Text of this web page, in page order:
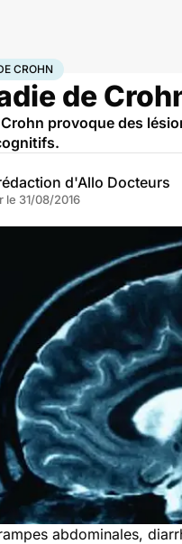
Maladies neurologiques
CROHN
de
Crohn provoque des
d'Allo Docteurs
le 31/08/2016
abdominales,